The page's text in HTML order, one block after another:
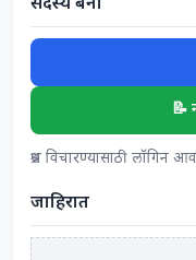
सदस्य बना
📝
प्रश्न विचारण्यासाठी लॉगिन
जाहिरात